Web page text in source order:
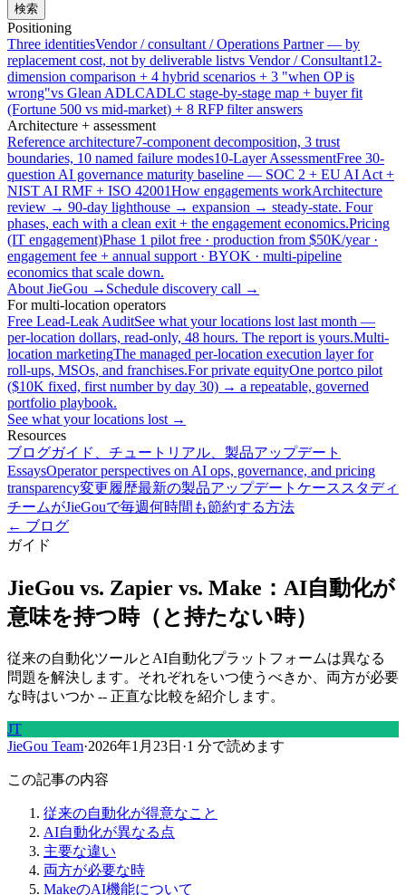
検索
Positioning
Three identitiesVendor / consultant / Operations Partner — by
replacement cost, not by deliverable listvs Vendor / Consultant12-
dimension comparison + 4 hybrid scenarios + 3 "when OP is
wrong"vs Glean ADLCADLC stage-by-stage map + buyer fit
(Fortune 500 vs mid-market) + 8 RFP filter answers
Architecture + assessment
Reference architecture7-component decomposition, 3 trust
boundaries, 10 named failure modes10-Layer AssessmentFree 30-
question AI governance maturity baseline — SOC 2 + EU AI Act +
NIST AI RMF + ISO 42001How engagements workArchitecture
review → 90-day lighthouse → expansion → steady-state. Four
phases, each with a clean exit + the engagement economics.Pricing
(IT engagement)Phase 1 pilot free · production from $50K/year ·
engagement fee + annual support · BYOK · multi-pipeline
economics that scale down.
About JieGou → Schedule discovery call →
For multi-location operators
Free Lead-Leak AuditSee what your locations lost last month —
per-location dollars, read-only, 48 hours. The report is yours.Multi-
location marketingThe managed per-location execution layer for
roll-ups, MSOs, and franchises.For private equityOne portco pilot
($10K fixed, first number by day 30) → a repeatable, governed
portfolio playbook.
See what your locations lost →
Resources
ブログガイド、チュートリアル、製品アップデート
EssaysOperator perspectives on AI ops, governance, and pricing
transparency変更履歴最新の製品アップデート ケーススタディ
チームがJieGouで毎週何時間も節約する方法
← ブログ
ガイド
JieGou vs. Zapier vs. Make：AI自動化が
意味を持つ時（と持たない時）
従来の自動化ツールとAI自動化プラットフォームは異なる
問題を解決します。それぞれをいつ使うべきか、両方が必要
な時はいつか -- 正直な比較を紹介します。
JT
JieGou Team·2026年1月23日 ·1 分で読めます
この記事の内容
従来の自動化が得意なこと
AI自動化が異なる点
主要な違い
両方が必要な時
MakeのAI機能について